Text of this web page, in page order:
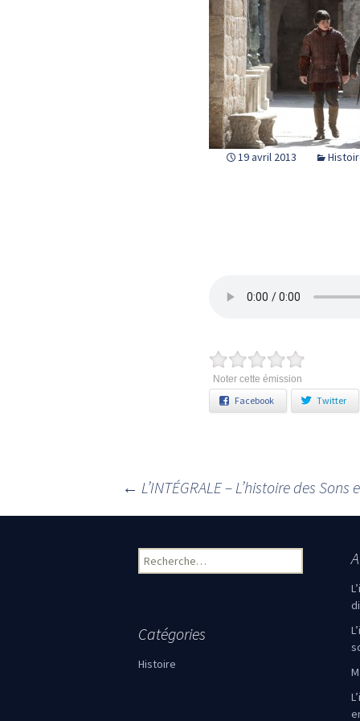
19 avril 2013
Noter cette émission
Facebook Twitter
Navigation des articles
← L’INTÉGRALE – L’histoire des
Rechercher :
Catégories
Histoire